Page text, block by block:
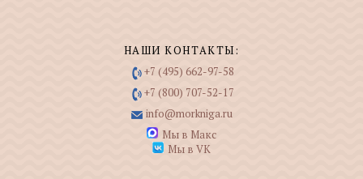
НАШИ КОНТАКТЫ:
+7 (495) 662-97-58
+7 (800) 707-52-17
info@morkniga.ru
Мы в Макс
Мы в VK